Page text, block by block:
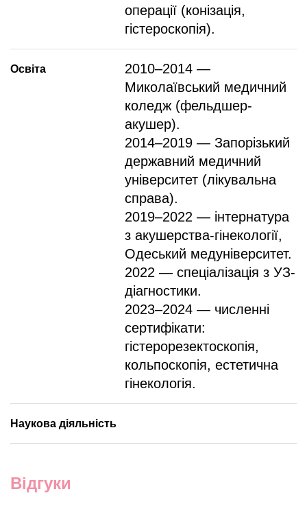
операції (конізація,
гістероскопія).
Освіта
2010–2014 —
Миколаївський медичний
коледж (фельдшер-
акушер).
2014–2019 — Запорізький
державний медичний
університет (лікувальна
справа).
2019–2022 — інтернатура
з акушерства-гінекології,
Одеський медуніверситет.
2022 — спеціалізація з УЗ-
діагностики.
2023–2024 — численні
сертифікати:
гістерорезектоскопія,
кольпоскопія, естетична
гінекологія.
Наукова діяльність
Відгуки